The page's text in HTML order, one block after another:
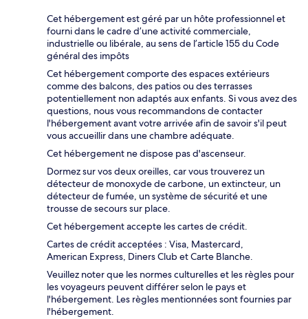
Cet hébergement est géré par un hôte professionnel et
fourni dans le cadre d’une activité commerciale,
industrielle ou libérale, au sens de l’article 155 du Code
général des impôts
Cet hébergement comporte des espaces extérieurs
comme des balcons, des patios ou des terrasses
potentiellement non adaptés aux enfants. Si vous avez des
questions, nous vous recommandons de contacter
l'hébergement avant votre arrivée afin de savoir s'il peut
vous accueillir dans une chambre adéquate.
Cet hébergement ne dispose pas d'ascenseur.
Dormez sur vos deux oreilles, car vous trouverez un
détecteur de monoxyde de carbone, un extincteur, un
détecteur de fumée, un système de sécurité et une
trousse de secours sur place.
Cet hébergement accepte les cartes de crédit.
Cartes de crédit acceptées : Visa, Mastercard,
American Express, Diners Club et Carte Blanche.
Veuillez noter que les normes culturelles et les règles pour
les voyageurs peuvent différer selon le pays et
l'hébergement. Les règles mentionnées sont fournies par
l'hébergement.